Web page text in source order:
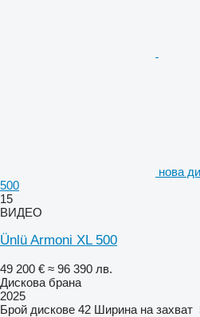
нова
500
15
ВИДЕО
Ünlü Armoni XL 500
49 200 € ≈ 96 390 лв.
Дискова брана
2025
Брой дискове 42 Ширина на захват